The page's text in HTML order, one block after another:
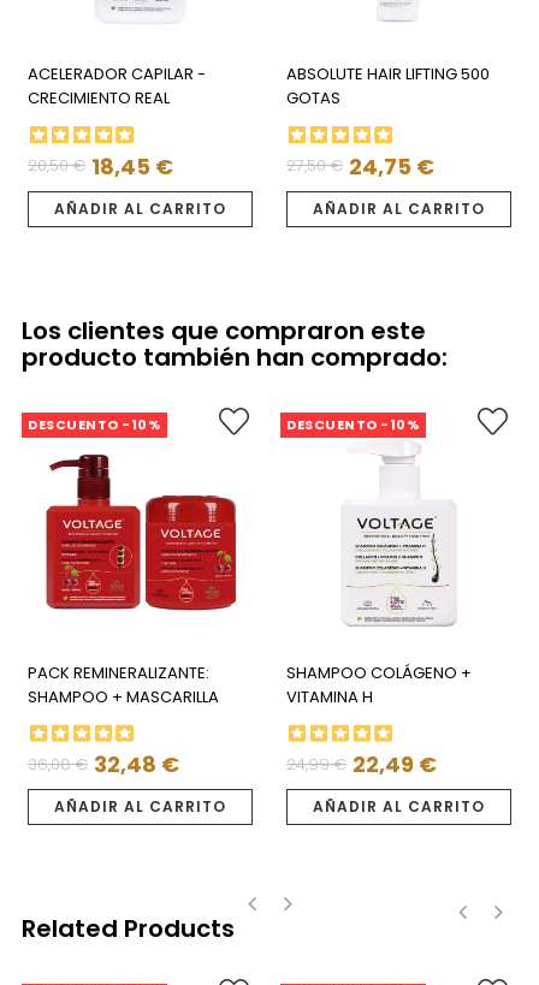
ACELERADOR CAPILAR -
CRECIMIENTO REAL
Precio
regular
20,50 €
Precio 18,45 €
AÑADIR AL CARRITO
ABSOLUTE HAIR LIFTING 500
GOTAS
Precio
regular
27,50 €
Precio 24,75 €
AÑADIR AL CARRITO
Los clientes que compraron este
producto también han comprado:
DESCUENTO -10%
PACK REMINERALIZANTE:
SHAMPOO + MASCARILLA
Precio
regular
36,08 €
Precio 32,48 €
AÑADIR AL CARRITO
DESCUENTO -10%
SHAMPOO COLÁGENO +
VITAMINA H
Precio
regular
24,99 €
Precio 22,49 €
AÑADIR AL CARRITO
Related Products